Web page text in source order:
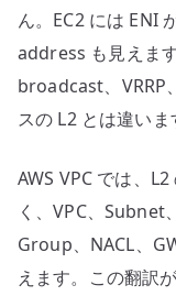
ん。EC2 には ENI
address も見えま
broadcast、VRRP
スの L2 とは違いま
AWS VPC では、
く、VPC、
Group、NACL、
えます。この翻訳